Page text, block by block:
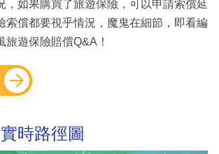
，如果購買了旅遊保險，可以申請索償延
索償都要視乎情況，魔鬼在細節，即看編
旅遊保險賠償Q&A！
時路徑圖